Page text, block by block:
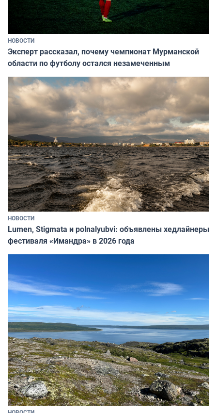
НОВОСТИ
Эксперт рассказал, почему чемпионат Мурманской
области по футболу остался незамеченным
НОВОСТИ
Lumen, Stigmata и polnalyubvi: объявлены хедлайнеры
фестиваля «Имандра» в 2026 года